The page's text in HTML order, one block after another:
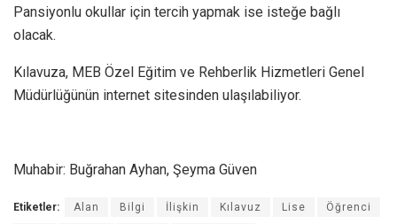
Pansiyonlu okullar için tercih yapmak ise isteğe bağlı
olacak.
Kılavuza, MEB Özel Eğitim ve Rehberlik Hizmetleri Genel
Müdürlüğünün internet sitesinden ulaşılabiliyor.
Muhabir: Buğrahan Ayhan, Şeyma Güven
Etiketler: Alan Bilgi İlişkin Kılavuz Lise Öğrenci